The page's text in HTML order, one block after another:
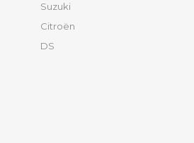
Suzuki
Citroën
DS